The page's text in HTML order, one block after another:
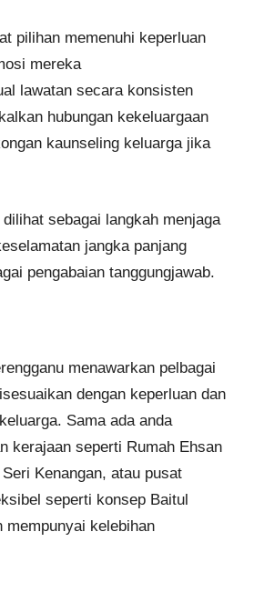
pilihan memenuhi keperluan
mereka
lawatan secara konsisten
hubungan kekeluargaan
kaunseling keluarga jika
sebagai langkah menjaga
jangka panjang
pengabaian tanggungjawab.
menawarkan pelbagai
dengan keperluan dan
Sama ada anda
kerajaan seperti Rumah Ehsan
Kenangan, atau pusat
seperti konsep Baitul
mempunyai kelebihan